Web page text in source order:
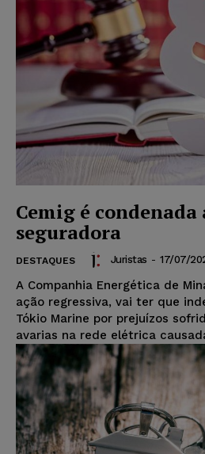
Cemig é
seguradora
DESTAQUES Juristas - 17/07/
A Companhia Energética de
ação regressiva, vai ter que
Tókio Marine por prejuízos
avarias na rede elétrica